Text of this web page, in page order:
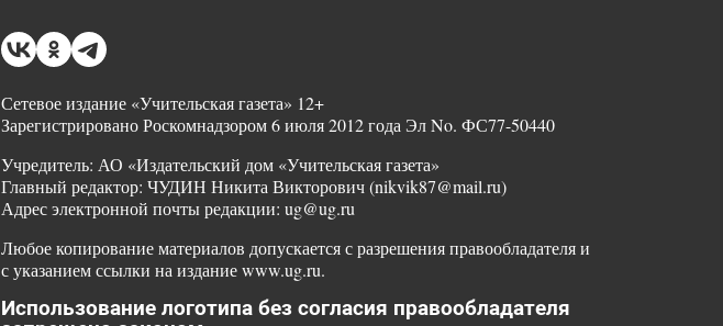
Сетевое издание «Учительская газета» 12+
Зарегистрировано Роскомнадзором 6 июля 2012 года Эл No. ФС77-50440
Учредитель: АО «Издательский дом «Учительская газета»
Главный редактор: ЧУДИН Никита Викторович (nikvik87@mail.ru)
Адрес электронной почты редакции: ug@ug.ru
Любое копирование материалов допускается с разрешения правообладателя и
с указанием ссылки на издание www.ug.ru.
Использование логотипа без согласия правообладателя